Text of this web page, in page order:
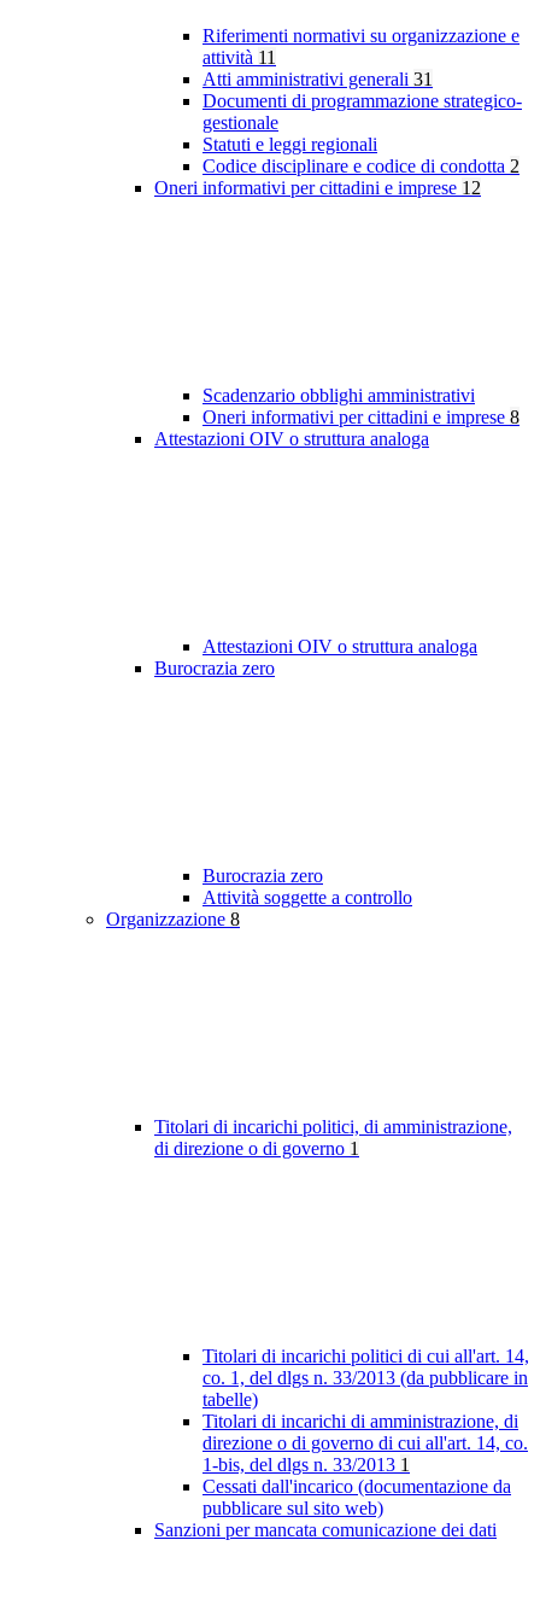
Riferimenti normativi su organizzazione e
attività 11
Atti amministrativi generali 31
Documenti di programmazione strategico-
gestionale
Statuti e leggi regionali
Codice disciplinare e codice di condotta 2
Oneri informativi per cittadini e imprese 12
Scadenzario obblighi amministrativi
Oneri informativi per cittadini e imprese 8
Attestazioni OIV o struttura analoga
Attestazioni OIV o struttura analoga
Burocrazia zero
Burocrazia zero
Attività soggette a controllo
Organizzazione 8
Titolari di incarichi politici, di amministrazione,
di direzione o di governo 1
Titolari di incarichi politici di cui all'art. 14,
co. 1, del dlgs n. 33/2013 (da pubblicare in
tabelle)
Titolari di incarichi di amministrazione, di
direzione o di governo di cui all'art. 14, co.
1-bis, del dlgs n. 33/2013 1
Cessati dall'incarico (documentazione da
pubblicare sul sito web)
Sanzioni per mancata comunicazione dei dati